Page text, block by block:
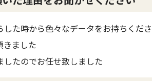
た時から色々なデータをお持ちくださ
きました
したのでお任せ致しました